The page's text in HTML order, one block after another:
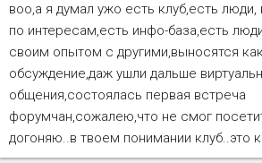
воо,а я думал ужо есть клуб,есть
по интересам,есть инфо-база,есть
своим опытом с другими,выносятся
обсуждение,даж ушли дальше
общения,состоялась первая встреча
форумчан,сожалею,что не смог
догоняю..в твоем понимании клуб..это